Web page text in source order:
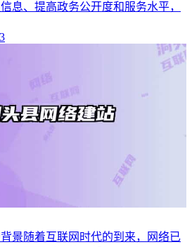
息、提高政务公开度和服务水平，
景随着互联网时代的到来，网络已